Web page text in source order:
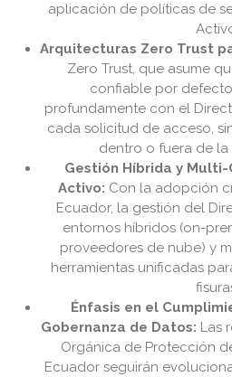
aplicación de políticas de
Arquitecturas Zero Trust
Zero Trust, que asume
confiable por
profundamente con el
cada solicitud de acceso,
dentro o fuera de
Gestión Híbrida y
Activo: Con la adopción
Ecuador, la gestión del
entornos híbridos (on-
proveedores de nube) y
herramientas unificadas
Énfasis en el
Gobernanza de Datos: Las
Orgánica de Protección
Ecuador seguirán